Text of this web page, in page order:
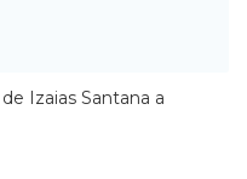
Izaias Santana a